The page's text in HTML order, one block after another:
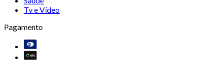
Tv e Vídeo
Pagamento